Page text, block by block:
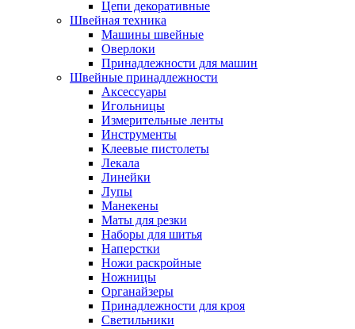
Цепи декоративные
Швейная техника
Машины швейные
Оверлоки
Принадлежности для машин
Швейные принадлежности
Аксессуары
Игольницы
Измерительные ленты
Инструменты
Клеевые пистолеты
Лекала
Линейки
Лупы
Манекены
Маты для резки
Наборы для шитья
Наперстки
Ножи раскройные
Ножницы
Органайзеры
Принадлежности для кроя
Светильники